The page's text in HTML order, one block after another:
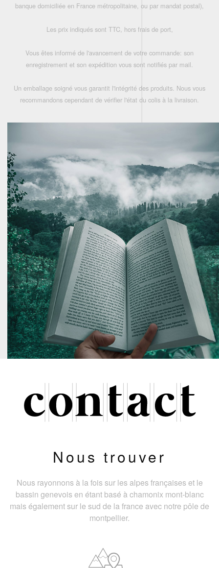
banque domiciliée en France métropolitaine, ou par mandat postal),
Les prix indiqués sont TTC, hors frais de port,
Vous êtes informé de l'avancement de votre commande: son
enregistrement et son expédition vous sont notifiés par mail.
Un emballage soigné vous garantit l'intégrité des produits. Nous vous
recommandons cependant de vérifier l'état du colis à la livraison.
Nous trouver
Nous rayonnons à la fois sur les alpes françaises et le
bassin genevois en étant basé à chamonix mont-blanc
mais également sur le sud de la france avec notre pôle de
montpellier.